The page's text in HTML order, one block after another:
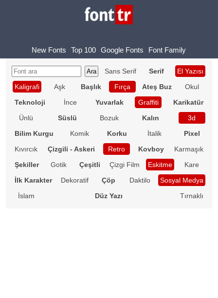
New Fonts Top 100 Google Fonts Font Family
Sans Serif Serif
El Yazısı
Kaligrafi
Aşk Başlık Fırça Ateş Buz
Okul
Teknoloji
İnce Yuvarlak Graffiti
Karikatür
Ünlü
Süslü Bozuk Kalın
3d
Bilim Kurgu
Komik Korku İtalik
Pixel
Kıvırcık
Çizgili - Askeri Retro Kovboy
Karmaşık
Şekiller
Gotik Çeşitli Çizgi Film Eskitme
Kare
İlk Karakter
Dekoratif Çöp Daktilo
Sosyal Medya
İslam
Düz Yazı Tırnaklı